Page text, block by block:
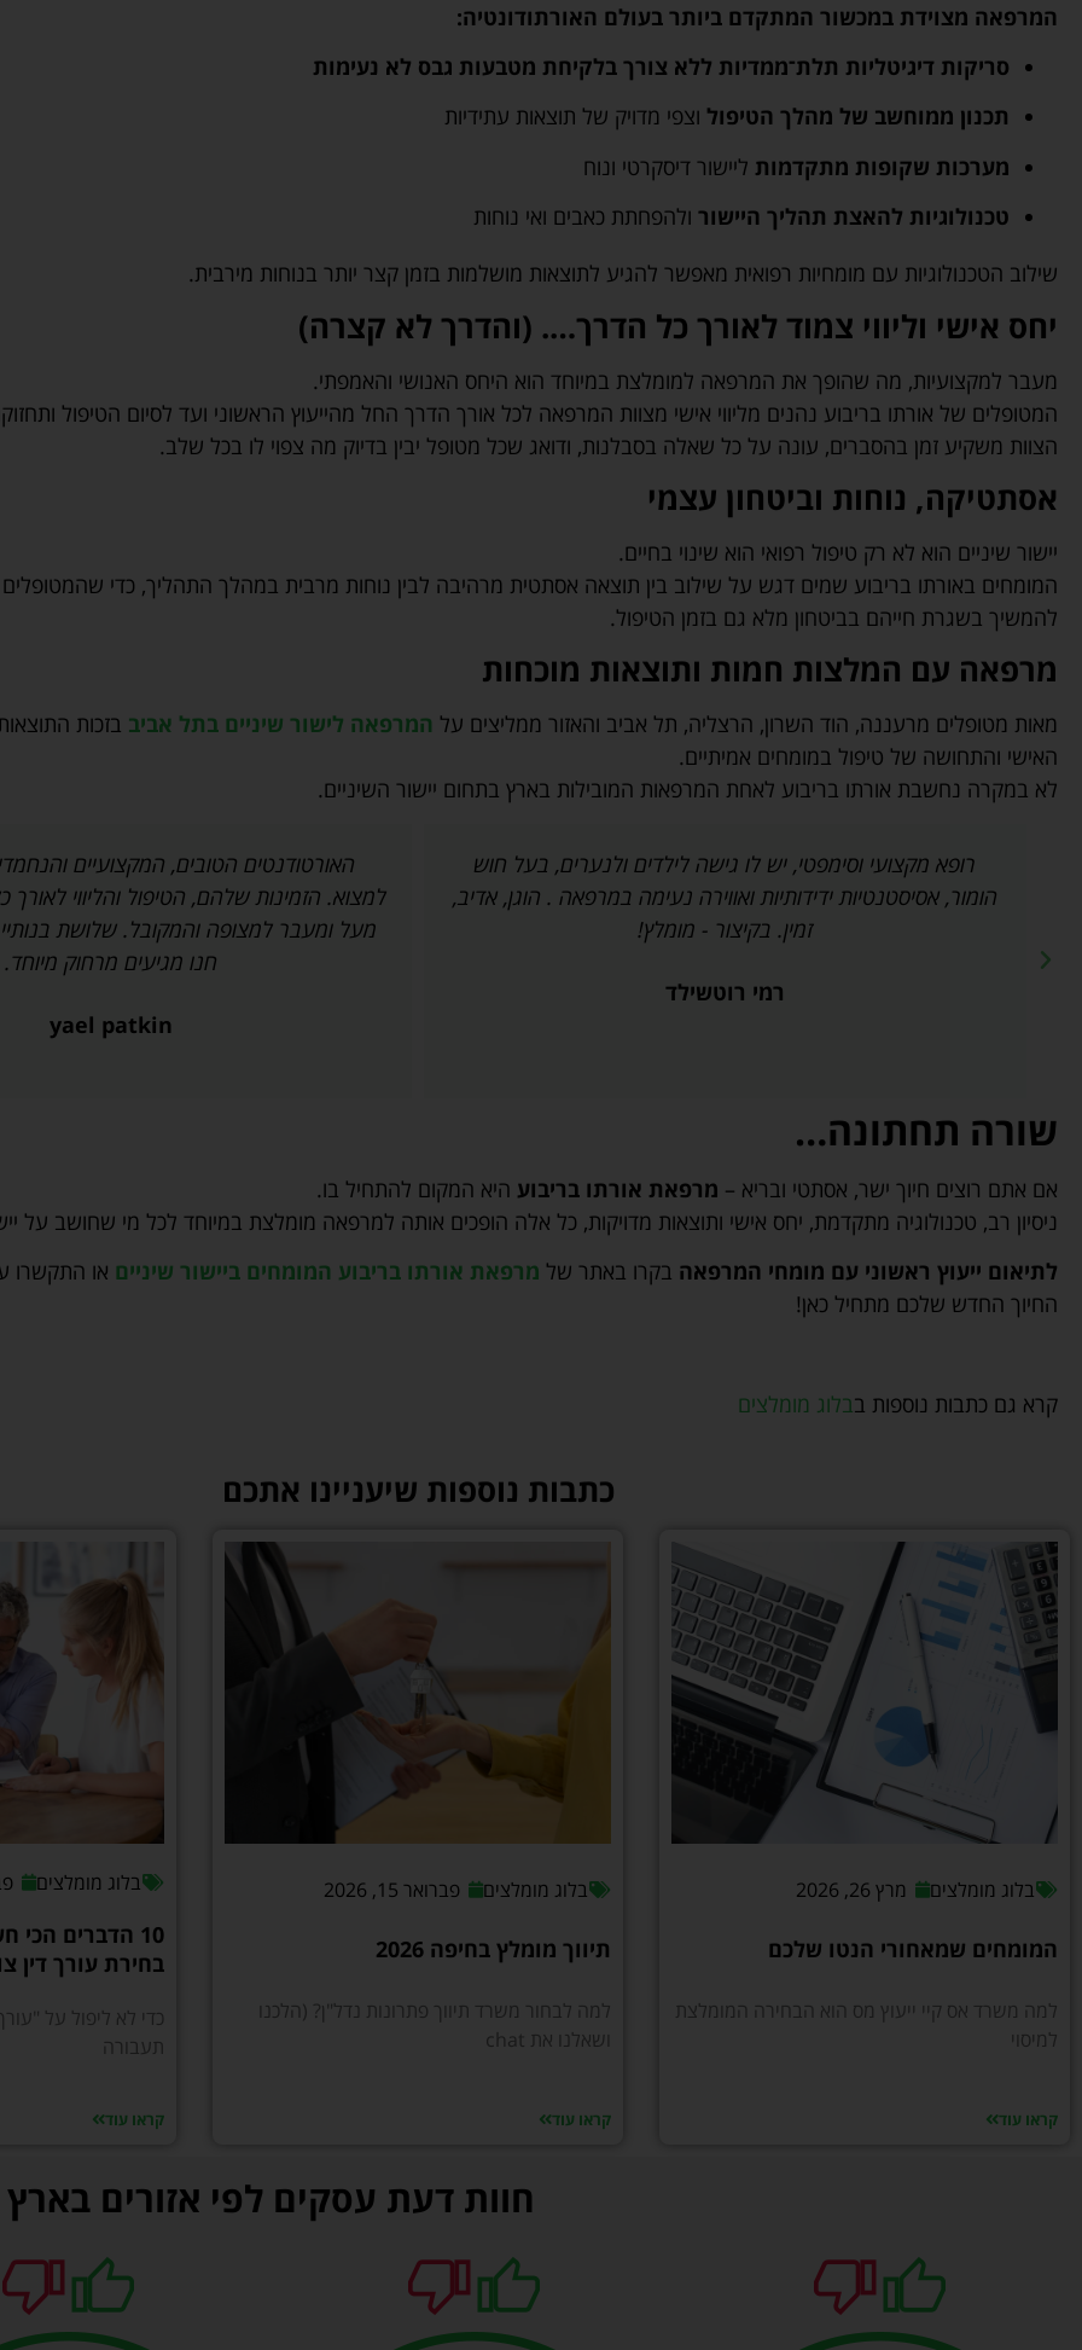
המרפאה מצוידת במכשור המתקדם ביותר בעולם האורתודונטיה:
סריקות דיגיטליות תלת־ממדיות ללא צורך בלקיחת מטבעות גבס לא נעימות
תכנון ממוחשב של מהלך הטיפול וצפי מדויק של תוצאות עתידיות
מערכות שקופות מתקדמות ליישור דיסקרטי ונוח
טכנולוגיות להאצת תהליך היישור ולהפחתת כאבים ואי נוחות
שילוב הטכנולוגיות עם מומחיות רפואית מאפשר להגיע לתוצאות מושלמות בזמן קצר יותר בנוחות מירבית.
יחס אישי וליווי צמוד לאורך כל הדרך…. (והדרך לא קצרה)
מעבר למקצועיות, מה שהופך את המרפאה למומלצת במיוחד הוא היחס האנושי והאמפתי.
המטופלים של אורתו בריבוע נהנים מליווי אישי מצוות המרפאה לכל אורך הדרך החל מהייעוץ הראשוני ועד לסיום הטיפול
הצוות משקיע זמן בהסברים, עונה על כל שאלה בסבלנות, ודואג שכל מטופל יבין בדיוק מה צפוי לו בכל שלב.
אסתטיקה, נוחות וביטחון עצמי
יישור שיניים הוא לא רק טיפול רפואי הוא שינוי בחיים.
המומחים באורתו בריבוע שמים דגש על שילוב בין תוצאה אסתטית מרהיבה לבין נוחות מרבית במהלך התהליך, כדי שהמטופלים
להמשיך בשגרת חייהם בביטחון מלא גם בזמן הטיפול.
מרפאה עם המלצות חמות ותוצאות מוכחות
מאות מטופלים מרעננה, הוד השרון, הרצליה, תל אביב והאזור ממליצים על המרפאה לישור שיניים בתל אביב בזכות
האישי והתחושה של טיפול במומחים אמיתיים.
לא במקרה נחשבת אורתו בריבוע לאחת המרפאות המובילות בארץ בתחום יישור השיניים.
רופא מקצועי וסימפטי, יש לו גישה לילדים ולנערים, בעל חוש
הומור, אסיסטנטיות ידידותיות ואווירה נעימה במרפאה . הוגן, אדיב,
זמין. בקיצור - מומלץ!
רמי רוטשילד
האורטודנטים הטובים, המקצועיים
למצוא. הזמינות שלהם, הטיפול והליווי לאורך
מעל ומעבר למצופה והמקובל. שלושת
חנו מגיעים מרחוק מיוחד.
yael patkin
שורה תחתונה…
אם אתם רוצים חיוך ישר, אסתטי ובריא – מרפאת אורתו בריבוע היא המקום להתחיל בו.
ניסיון רב, טכנולוגיה מתקדמת, יחס אישי ותוצאות מדויקות, כל אלה הופכים אותה למרפאה מומלצת במיוחד לכל מי שחושב על
לתיאום ייעוץ ראשוני עם מומחי המרפאה בקרו באתר של מרפאת אורתו בריבוע המומחים ביישור שיניים או התקשרו
החיוך החדש שלכם מתחיל כאן!
קרא גם כתבות נוספות בבלוג מומלצים
כתבות נוספות שיעניינו אתכם
בלוג מומלצים מרץ 26, 2026
המומחים שמאחורי הנטו שלכם
למה משרד אס קיי ייעוץ מס הוא הבחירה המומלצת
למיסוי
קראו עוד
בלוג מומלצים פברואר 15, 2026
תיווך מומלץ בחיפה 2026
למה לבחור משרד תיווך פתרונות נדל"ן? (הלכנו
ושאלנו את chat
קראו עוד
בלוג מומלצים
10 הדברים
בחירת עורך דין
כדי לא ליפול על
תעבורה
קראו עוד
חוות דעת עסקים לפי אזורים בארץ